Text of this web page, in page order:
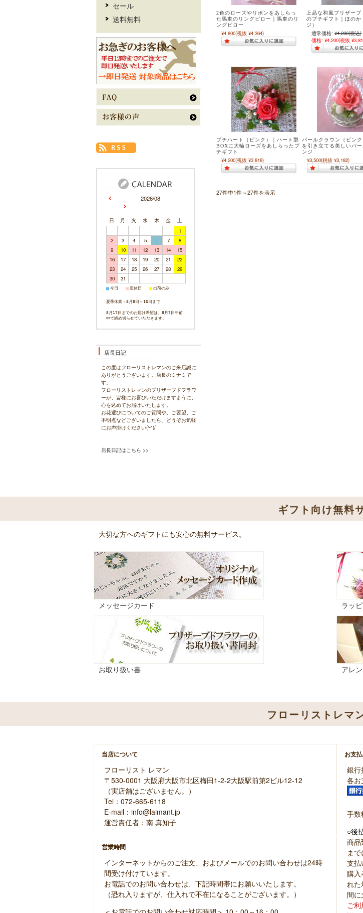
2色のローズやリボンをあしらっ
た馬車のリングピロー｜馬車のリ
ングピロー
¥4,800(税抜 ¥4,364)
上品な和風プリザーブ
のプチギフト｜ほのか
ジ）
通常価格: ¥4,200(税込)
価格: ¥4,200(税抜
プチハート（ピンク）｜ハート型
BOXに大輪ローズをあしらったプ
チギフト
¥4,200(税抜 ¥3,818)
パールクラウン（ピン
を引き立てる美しいパ
ンジ
¥3,500(税抜 ¥3,182)
27件中1件～27件を表示
セール
送料無料
2026/08
日 月 火 水 木 金
土
1
2
3 4 5 6 7
8
9
10 11 12 13 14
15
16
17 18 19 20 21
22
23
24 25 26 27 28
29
30
31
■ 今日 ■ 定休日 ■ 出荷のみ
夏季休業：8月8日～16日まで
8月17日までのお届け希望は、8月7日午前
中で締め切らせていただきます。
店長日記
この度はフローリストレマンのご来店誠に
ありがとうございます。店長のミナミで
す。
フローリストレマンのプリザーブドフラワ
ーが、皆様にお喜びいただけますように、
心を込めてお届けいたします。
お花選びについてのご質問や、ご要望、ご
不明点などございましたら、どうぞお気軽
にお声掛けください(^^)/
店長日記はこちら >>
ギフト向け無料
大切な方へのギフトにも安心の無料サービス。
メッセージカード ラッ
お取り扱い書 アレ
フローリストレマ
当店について
フローリスト レマン
〒530-0001 大阪府大阪市北区梅田1-2-2大阪駅前第2ビル12-12
（実店舗はございません。）
Tel：072-665-6118
E-mail：info@laimant.jp
運営責任者：南 真知子
営業時間
インターネットからのご注文、およびメールでのお問い合わせは24時
間受け付けています。
お電話でのお問い合わせは、下記時間帯にお願いいたします。
（恐れ入りますが、仕入れで不在になることがございます。）
お支
銀行
各お
手数
○後
商品
ま
支払
購入
れた
間に
ご利